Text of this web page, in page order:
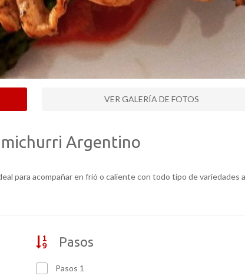
VER GALERÍA DE FOTOS
Argentino
para acompañar en frió o caliente con todo tipo de variedades
Pasos
Pasos 1